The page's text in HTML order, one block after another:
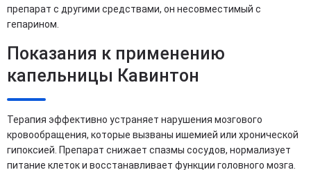
препарат с другими средствами, он несовместимый с
гепарином.
Показания к применению
капельницы Кавинтон
Терапия эффективно устраняет нарушения мозгового
кровообращения, которые вызваны ишемией или хронической
гипоксией. Препарат снижает спазмы сосудов, нормализует
питание клеток и восстанавливает функции головного мозга.